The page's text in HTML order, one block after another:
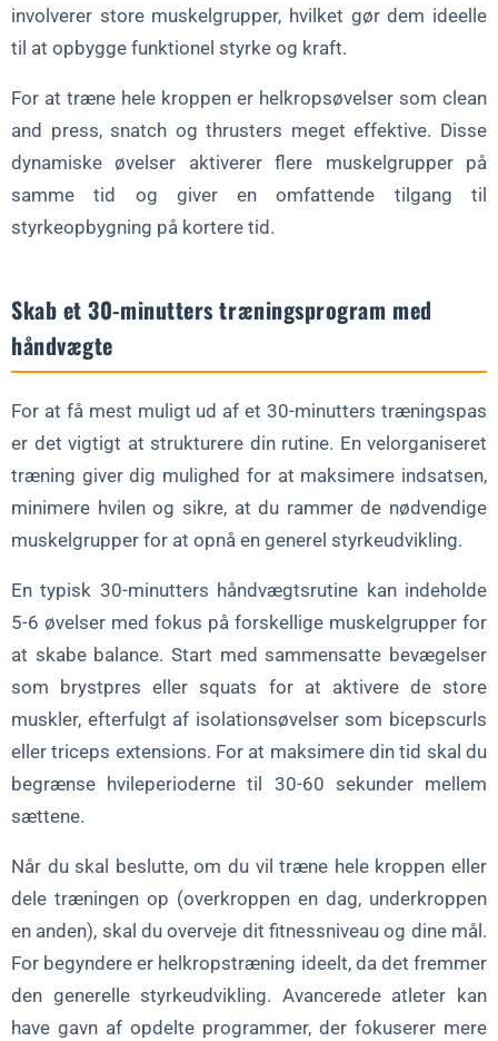
involverer store muskelgrupper, hvilket gør dem ideelle
til at opbygge funktionel styrke og kraft.
For at træne hele kroppen er helkropsøvelser som clean
and press, snatch og thrusters meget effektive. Disse
dynamiske øvelser aktiverer flere muskelgrupper på
samme tid og giver en omfattende tilgang til
styrkeopbygning på kortere tid.
Skab et 30-minutters træningsprogram med
håndvægte
For at få mest muligt ud af et 30-minutters træningspas
er det vigtigt at strukturere din rutine. En velorganiseret
træning giver dig mulighed for at maksimere indsatsen,
minimere hvilen og sikre, at du rammer de nødvendige
muskelgrupper for at opnå en generel styrkeudvikling.
En typisk 30-minutters håndvægtsrutine kan indeholde
5-6 øvelser med fokus på forskellige muskelgrupper for
at skabe balance. Start med sammensatte bevægelser
som brystpres eller squats for at aktivere de store
muskler, efterfulgt af isolationsøvelser som bicepscurls
eller triceps extensions. For at maksimere din tid skal du
begrænse hvileperioderne til 30-60 sekunder mellem
sættene.
Når du skal beslutte, om du vil træne hele kroppen eller
dele træningen op (overkroppen en dag, underkroppen
en anden), skal du overveje dit fitnessniveau og dine mål.
For begyndere er helkropstræning ideelt, da det fremmer
den generelle styrkeudvikling. Avancerede atleter kan
have gavn af opdelte programmer, der fokuserer mere